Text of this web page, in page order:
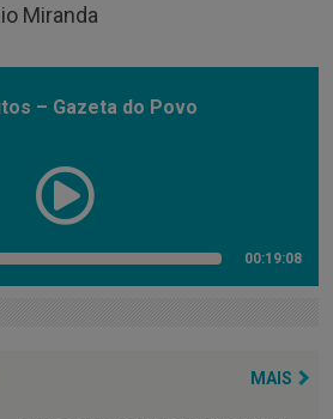
Miranda
– Gazeta do Povo
00:19:08
MAIS